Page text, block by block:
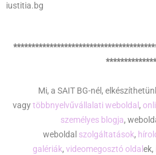
iustitia.bg
**************
Mi, a SAIT BG-nél,
vagytöbbnyelvűvállalati weboldal ,
személyes blogja,
weboldal szolgáltatások,
galériák, videomegosztó oldal ek,